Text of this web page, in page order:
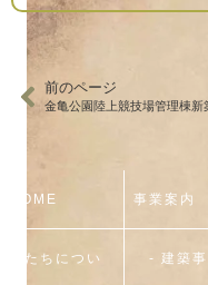
前のページ
HOME
私たちについ
事業案内
- 建築事